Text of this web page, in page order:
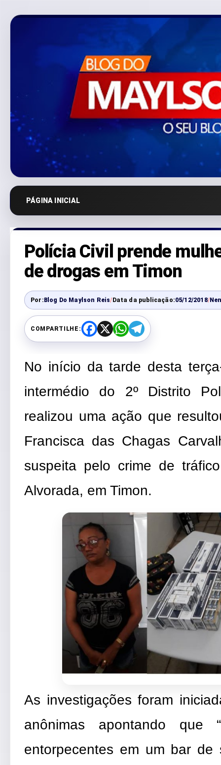
PÁGINA INICIAL
Polícia Civil prende
de drogas em Timon
Por:Blog Do Maylson Reis/Data da publicação:05/12/2018/
COMPARTILHE:
F
a
b
o
X
W
h
s
A
T
e
g
r
m
No início da tarde desta
intermédio do 2º Distrito
realizou uma ação que
Francisca das Chagas
suspeita pelo crime de
Alvorada, em Timon.
As investigações foram
anônimas apontando que
entorpecentes em um bar de